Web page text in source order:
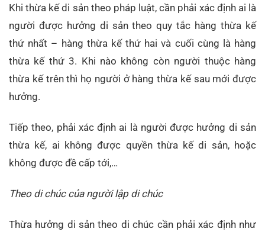
Khi thừa kế di sản theo pháp luật, cần phải xác định ai là
người được hưởng di sản theo quy tắc hàng thừa kế
thứ nhất – hàng thừa kế thứ hai và cuối cùng là hàng
thừa kế thứ 3. Khi nào không còn người thuộc hàng
thừa kế trên thì họ người ở hàng thừa kế sau mới được
hưởng.
Tiếp theo, phải xác định ai là người được hưởng di sản
thừa kế, ai không được quyền thừa kế di sản, hoặc
không được đề cấp tới,…
Theo di chúc của người lập di chúc
Thừa hưởng di sản theo di chúc cần phải xác định như